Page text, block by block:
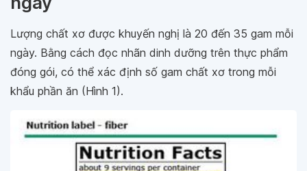
Lượng chất xơ được khuyến nghị là 20 đến 35 gam mỗi
ngày. Bằng cách đọc nhãn dinh dưỡng trên thực phẩm
đóng gói, có thể xác định số gam chất xơ trong mỗi
khẩu phần ăn (Hình 1).